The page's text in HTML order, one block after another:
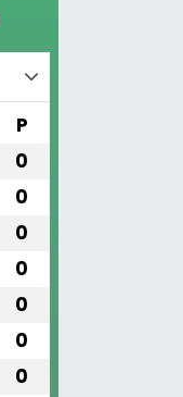
P
0
0
0
0
0
0
0